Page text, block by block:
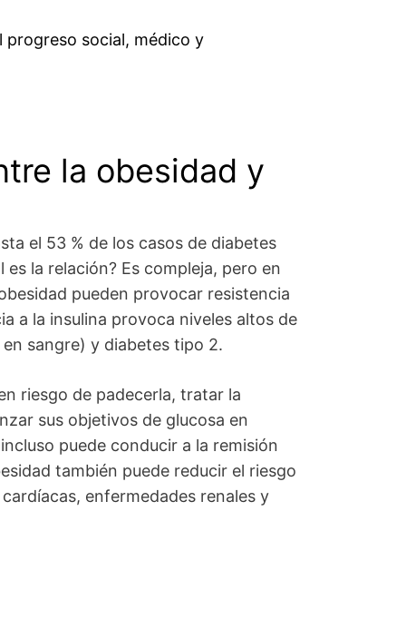
progreso social, médico y
la obesidad y
el 53 % de los casos de diabetes
la relación? Es compleja, pero en
pueden provocar resistencia
a la insulina provoca niveles altos de
sangre) y diabetes tipo 2.
riesgo de padecerla, tratar la
sus objetivos de glucosa en
puede conducir a la remisión
también puede reducir el riesgo
enfermedades renales y